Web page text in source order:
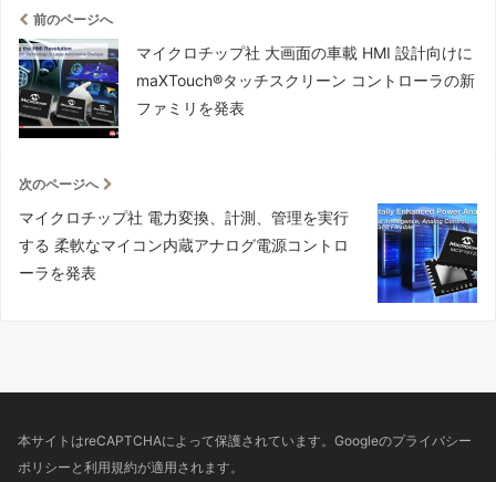
前のページへ
マイクロチップ社 大画面の車載 HMI 設計向けに
maXTouch®タッチスクリーン コントローラの新
ファミリを発表
次のページへ
マイクロチップ社 電力変換、計測、管理を実行
する 柔軟なマイコン内蔵アナログ電源コントロ
ーラを発表
本サイトはreCAPTCHAによって保護されています。Googleのプライバシー
ポリシー と 利用規約が適用されます。